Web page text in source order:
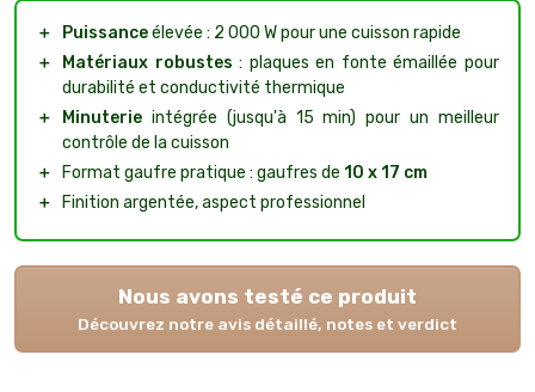
＋ Puissanceélevée : 2 000 W pour une cuisson rapide
＋
Matériaux robustes : plaques en fonte émaillée pour
durabilité et conductivité thermique
＋
Minuterie intégrée (jusqu'à 15 min) pour un meilleur
contrôle de la cuisson
＋
Format gaufre pratique : gaufres de 10 x 17 cm
＋
Finition argentée, aspect professionnel
Nous avons testé ce produit
Découvrez notre avis détaillé, notes et verdict